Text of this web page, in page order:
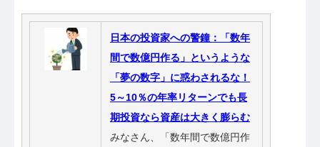
日本の投資家への警鐘：「数年
間で数億円作る」というような
「夢の数字」に惑わされるな！
5～10％の年率リターンでも長
期投資なら資産は大きく膨らむ
みなさん、「数年間で数億円作